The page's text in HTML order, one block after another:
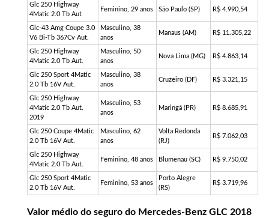
Glc 250 Highway
4Matic 2.0 Tb Aut
Feminino, 29 anos São Paulo (SP) R$ 4.990,54
Glc-43 Amg Coupe 3.0
V6 Bi-Tb 367Cv Aut.
Masculino, 38
anos
Manaus (AM) R$ 11.305,22
Glc 250 Highway
4Matic 2.0 Tb Aut.
Masculino, 50
anos
Nova Lima (MG) R$ 4.863,14
Glc 250 Sport 4Matic
2.0 Tb 16V Aut.
Masculino, 38
anos
Cruzeiro (DF) R$ 3.321,15
Glc 250 Highway
4Matic 2.0 Tb Aut.
2019
Masculino, 53
anos
Maringá (PR) R$ 8.685,91
Glc 250 Coupe 4Matic
2.0 Tb 16V Aut.
Masculino, 62
anos
Volta Redonda
(RJ)
R$ 7.062,03
Glc 250 Highway
4Matic 2.0 Tb Aut.
Feminino, 48 anos Blumenau (SC) R$ 9.750,02
Glc 250 Sport 4Matic
2.0 Tb 16V Aut.
Feminino, 53 anos
Porto Alegre
(RS)
R$ 3.719,96
Valor médio do seguro do Mercedes-Benz GLC 2018